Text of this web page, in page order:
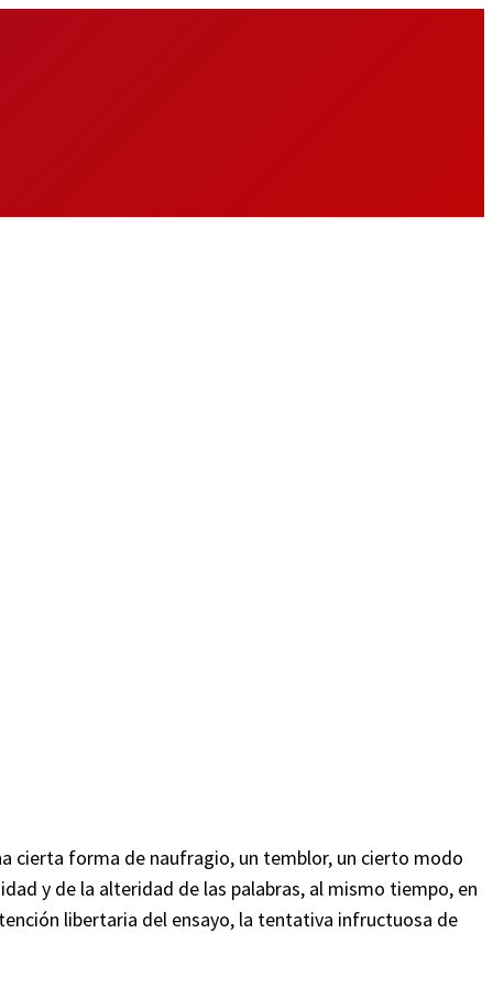
cierta forma de naufragio, un temblor, un cierto modo
y de la alteridad de las palabras, al mismo tiempo, en
libertaria del ensayo, la tentativa infructuosa de